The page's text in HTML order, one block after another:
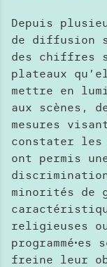
Depuis
de diffusion
des chiffres
plateaux
mettre en
aux scènes,
mesures
constater
ont permis
minorités de
religieuses
freine leur